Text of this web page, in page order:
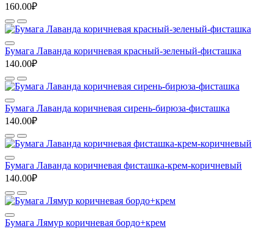
160.00₽
Бумага Лаванда коричневая красный-зеленый-фисташка
140.00₽
Бумага Лаванда коричневая сирень-бирюза-фисташка
140.00₽
Бумага Лаванда коричневая фисташка-крем-коричневый
140.00₽
Бумага Лямур коричневая бордо+крем